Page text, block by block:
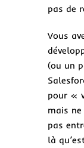
pas de
Vous
(ou un
pour «
mais
pas
là